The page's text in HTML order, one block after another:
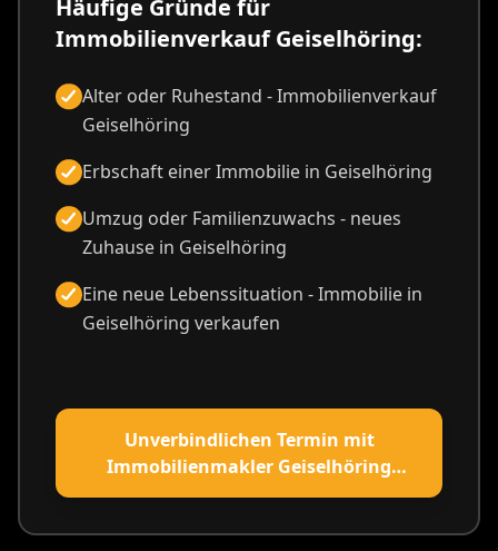
Häufige Gründe für
Immobilienverkauf Geiselhöring:
Alter oder Ruhestand - Immobilienverkauf
Geiselhöring
Erbschaft einer Immobilie in Geiselhöring
Umzug oder Familienzuwachs - neues
Zuhause in Geiselhöring
Eine neue Lebenssituation - Immobilie in
Geiselhöring verkaufen
Unverbindlichen Termin mit
Immobilienmakler Geiselhöring
vereinbaren